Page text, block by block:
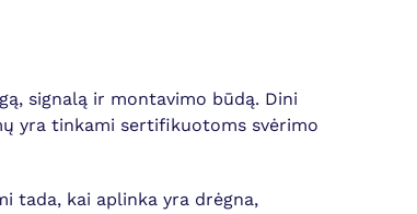
signalą ir montavimo būdą. Dini
yra tinkami sertifikuotoms svėrimo
tada, kai aplinka yra drėgna,